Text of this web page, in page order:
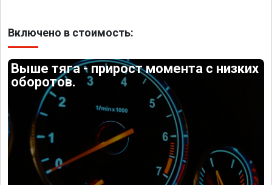
Включено в стоимость:
Выше тяга - прирост момента с низких
оборотов.